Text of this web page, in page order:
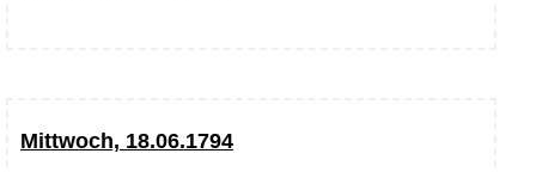
Mittwoch, 18.06.1794